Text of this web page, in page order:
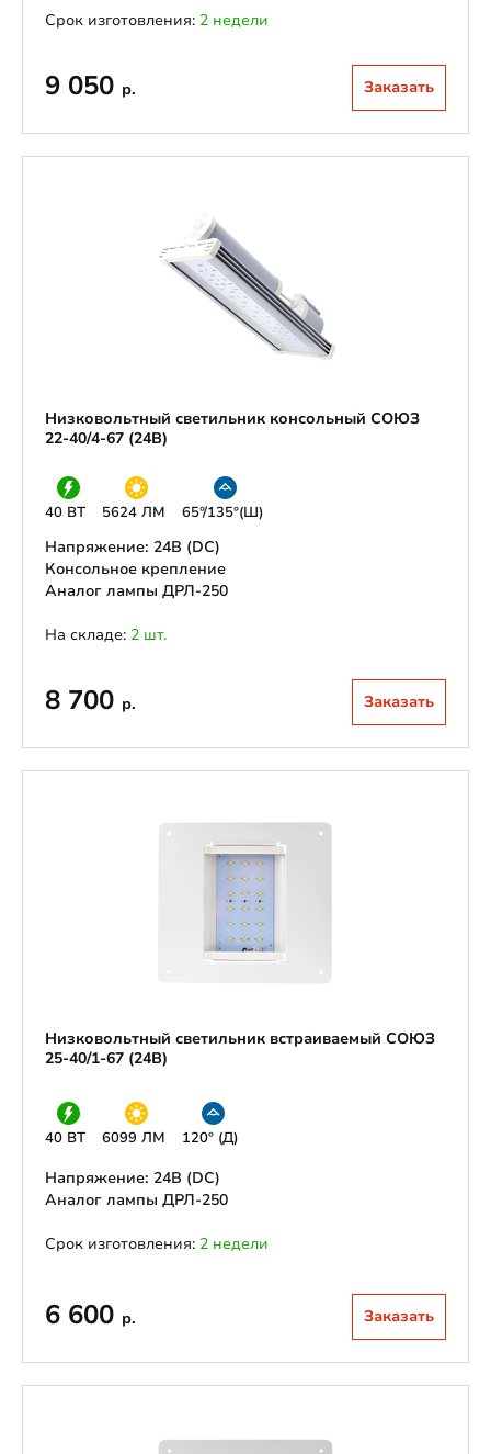
Срок изготовления: 2 недели
9 050 р. Заказать
Низковольтный светильник консольный СОЮЗ
22-40/4-67 (24В)
40 ВТ 5624 ЛМ 65°/135°(Ш)
Напряжение: 24В (DС)
Консольное крепление
Аналог лампы ДРЛ-250
На складе: 2 шт.
8 700 р. Заказать
Низковольтный светильник встраиваемый СОЮЗ
25-40/1-67 (24В)
40 ВТ 6099 ЛМ 120° (Д)
Напряжение: 24В (DС)
Аналог лампы ДРЛ-250
Срок изготовления: 2 недели
6 600 р. Заказать